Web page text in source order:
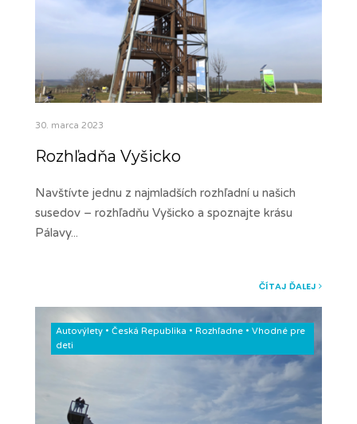
30. marca 2023
Rozhľadňa Vyšicko
Navštívte jednu z najmladších rozhľadní u našich
susedov – rozhľadňu Vyšicko a spoznajte krásu
Pálavy...
ČÍTAJ ĎALEJ
Autovýlety • Česká Republika • Rozhľadne • Vhodné pre
deti